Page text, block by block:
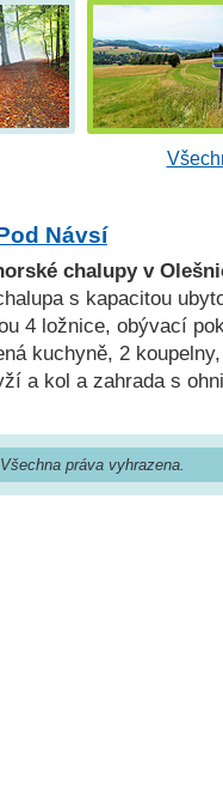
Návsí
chalupy v
s kapacitou
4 ložnice, obývací
kuchyně, 2
a kol a zahrada s
práva vyhrazena.